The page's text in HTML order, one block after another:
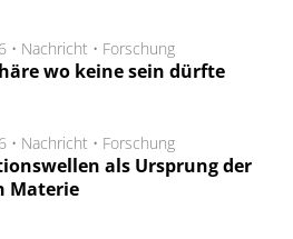
• Nachricht • Forschung
wo keine sein dürfte
• Nachricht • Forschung
als Ursprung der
Materie